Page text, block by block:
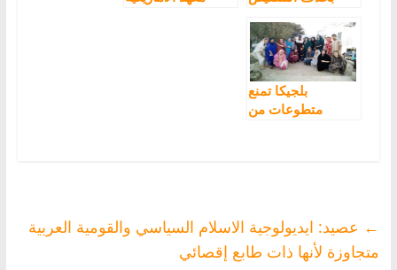
“قانون الأمازيغية”
بلجيكا تمنع
متطوعات من
← عصيد: ايديولوجية الاسلام السياسي والقومية العربية
متجاوزة لأنها ذات طابع إقصائي